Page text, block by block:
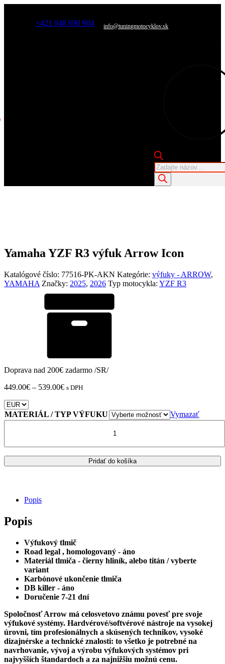
+421 948 690 904 info@tuningmotocyklov.sk
Products
search
Yamaha YZF R3 výfuk Arrow Icon
Katalógové číslo: 77516-PK-AKN Kategórie: výfuky - ARROW,
YAMAHA Značky: 2025, 2026 Typ motocykla: YZF R3
Doprava nad 200€ zadarmo /SR/
449.00€ – 539.00€Price
through
539.00€
s DPH
MATERIÁL / TYP VÝFUKU
Vymazať
výfuk
Arrow
Pridať do košíka
Popis
Popis
Výfukový tlmič
Road legal , homologovaný - áno
Materiál tlmiča - čierny hliník, alebo titán / vyberte
variant
Karbónové ukončenie tlmiča
DB killer - áno
Doručenie 7-21 dní
Spoločnosť Arrow má celosvetovo známu povesť pre svoje
výfukové systémy. Hardvérové/softvérové nástroje na vysokej
úrovni, tím profesionálnych a skúsených technikov, vysoké
dizajnérske a technické znalosti: to všetko je potrebné na
navrhovanie, vývoj a výrobu výfukových systémov pri
najvyšších štandardoch a za najnižšiu možnú cenu.